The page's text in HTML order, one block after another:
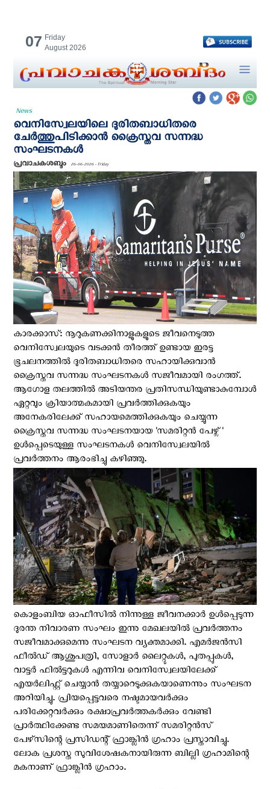
07 Friday
August 2026
News
വെനിസ്വേലയിലെ ദുരിതബാധിതരെ
ചേര്‍ത്തുപിടിക്കാന്‍ ക്രൈസ്തവ സന്നദ്ധ
സംഘടനകള്‍
പ്രവാചകശബ്ദം 26-06-2026 - Friday
കാരക്കാസ്: നൂറുകണക്കിനാളുകളുടെ ജീവനെടുത്ത
വെനിസ്വേലയുടെ വടക്കൻ തീരത്ത് ഉണ്ടായ ഇരട്ട
ഭൂചലനത്തിൽ ദുരിതബാധിതരെ സഹായിക്കുവാന്‍
ക്രൈസ്തവ സന്നദ്ധ സംഘടനകള്‍ സജീവമായി രംഗത്ത്.
ആഗോള തലത്തില്‍ അടിയന്തര പ്രതിസന്ധിയുണ്ടാകുമ്പോള്‍
ഏറ്റവും ക്രിയാത്മകമായി പ്രവര്‍ത്തിക്കുകയും
അനേകരിലേക്ക് സഹായമെത്തിക്കുകയും ചെയ്യുന്ന
ക്രൈസ്തവ സന്നദ്ധ സംഘടനയായ 'സമരിറ്റന്‍ പേഴ്സ്'
ഉള്‍പ്പെടെയുള്ള സംഘടനകള്‍ വെനിസ്വേലയില്‍
പ്രവര്‍ത്തനം ആരംഭിച്ചു കഴിഞ്ഞു.
കൊളംബിയ ഓഫീസിൽ നിന്നുള്ള ജീവനക്കാർ ഉൾപ്പെടുന്ന
ദുരന്ത നിവാരണ സംഘം ഇന്നു മേഖലയില്‍ പ്രവര്‍ത്തനം
സജീവമാക്കുമെന്നു സംഘടന വ്യക്തമാക്കി. എമർജൻസി
ഫീൽഡ് ആശുപത്രി, സോളാർ ലൈറ്റുകൾ, പുതപ്പുകൾ,
വാട്ടർ ഫിൽട്ടറുകൾ എന്നിവ വെനിസ്വേലയിലേക്ക്
എയർലിഫ്റ്റ് ചെയ്യാൻ തയ്യാറെടുക്കുകയാണെന്നും സംഘടന
അറിയിച്ചു. പ്രിയപ്പെട്ടവരെ നഷ്ടമായവര്‍ക്കും
പരിക്കേറ്റവര്‍ക്കും രക്ഷാപ്രവർത്തകര്‍ക്കും വേണ്ടി
പ്രാർത്ഥിക്കേണ്ട സമയമാണിതെന്ന് സമരിറ്റൻസ്
പേഴ്‌സിന്റെ പ്രസിഡന്റ് ഫ്രാങ്ക്ലിൻ ഗ്രഹാം പ്രസ്താവിച്ചു.
ലോക പ്രശസ്ത സുവിശേഷകനായിരുന്ന ബില്ലി ഗ്രഹാമിന്റെ
മകനാണ് ഫ്രാങ്ക്ലിന്‍ ഗ്രഹാം.